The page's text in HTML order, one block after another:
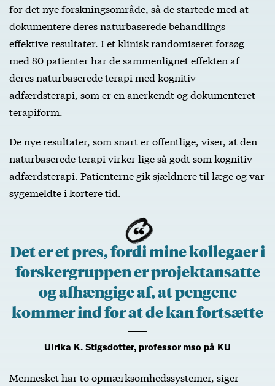
for det nye forskningsområde, så de startede med at
dokumentere deres naturbaserede behandlings
effektive resultater. I et klinisk randomiseret forsøg
med 80 patienter har de sammenlignet effekten af
deres naturbaserede terapi med kognitiv
adfærdsterapi, som er en anerkendt og dokumenteret
terapiform.
De nye resultater, som snart er offentlige, viser, at den
naturbaserede terapi virker lige så godt som kognitiv
adfærdsterapi. Patienterne gik sjældnere til læge og var
sygemeldte i kortere tid.
Det er et pres, fordi mine kollegaer i
forskergruppen er projektansatte
og afhængige af, at pengene
kommer ind for at de kan fortsætte
Ulrika K. Stigsdotter, professor mso på KU
Mennesket har to opmærksomhedssystemer, siger